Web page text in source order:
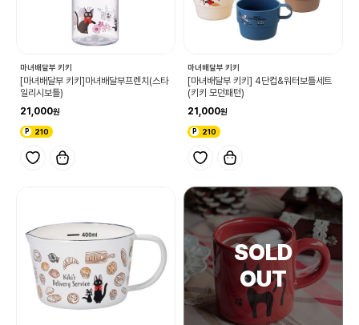
마녀배달부 키키
[마녀배달부 키키]마녀배달부프렌치(스타
일리시보틀)
21,000
210
마녀배달부 키키
[마녀배달부 키키] 4단컵&워터보틀세트
(키키 모던패턴)
21,000
210